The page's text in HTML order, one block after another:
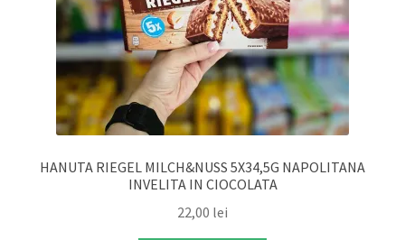
HANUTA RIEGEL MILCH&NUSS 5X34,5G NAPOLITANA
INVELITA IN CIOCOLATA
22,00 lei